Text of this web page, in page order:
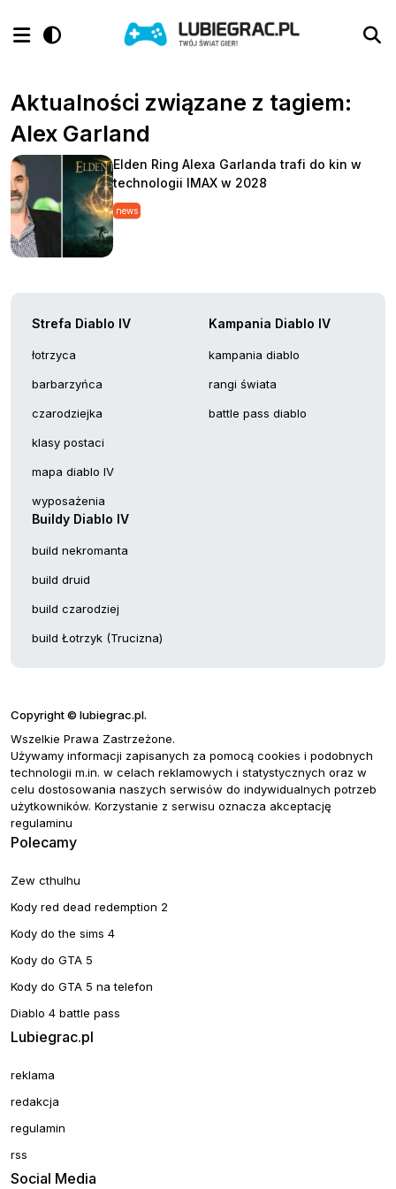
Aktualności związane z tagiem:
Alex Garland
Elden Ring Alexa Garlanda trafi do kin w
technologii IMAX w 2028
news
Strefa Diablo IV
łotrzyca
barbarzyńca
czarodziejka
klasy postaci
mapa diablo IV
wyposażenia
Kampania Diablo IV
kampania diablo
rangi świata
battle pass diablo
Buildy Diablo IV
build nekromanta
build druid
build czarodziej
build Łotrzyk (Trucizna)
Copyright © lubiegrac.pl.
Wszelkie Prawa Zastrzeżone.
Używamy informacji zapisanych za pomocą cookies i podobnych
technologii m.in. w celach reklamowych i statystycznych oraz w
celu dostosowania naszych serwisów do indywidualnych potrzeb
użytkowników. Korzystanie z serwisu oznacza akceptację
regulaminu
Polecamy
Zew cthulhu
Kody red dead redemption 2
Kody do the sims 4
Kody do GTA 5
Kody do GTA 5 na telefon
Diablo 4 battle pass
Lubiegrac.pl
reklama
redakcja
regulamin
rss
Social Media